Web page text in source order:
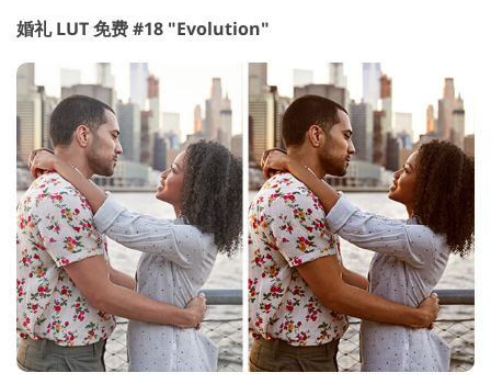
婚礼 LUT 免费 #18 "Evolution"